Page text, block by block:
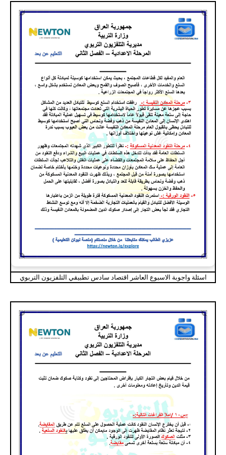
اسئلة واجوبة الاسبوع العاشر اقتصاد سادس تطبيقي التلفزيون التربوي